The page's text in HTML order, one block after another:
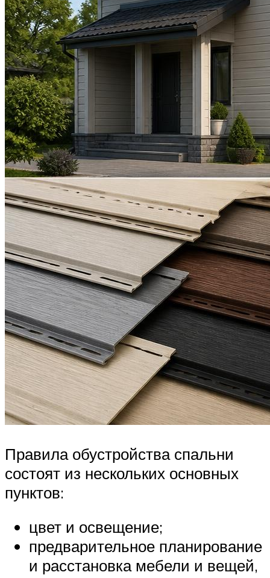
Правила обустройства спальни
состоят из нескольких основных
пунктов:
цвет и освещение;
предварительное планирование
и расстановка мебели и вещей,